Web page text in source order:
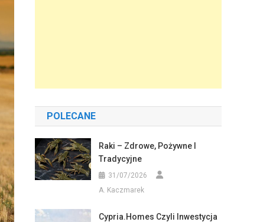
POLECANE
Raki – Zdrowe, Pożywne I
Tradycyjne
31/07/2026
A. Kaczmarek
Cypria.homes Czyli Inwestycja